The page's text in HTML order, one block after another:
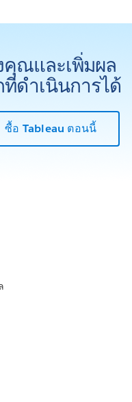
ณและเพิ่มผล
ดำเนินการได้
ซื้อ Tableau ตอนนี้